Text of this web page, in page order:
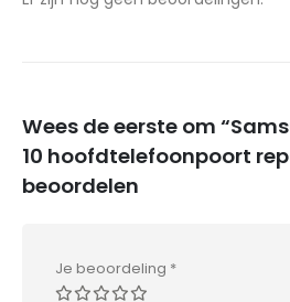
Wees de eerste om
10 hoofdtelefoonpoort
beoordelen
Je beoordeling *